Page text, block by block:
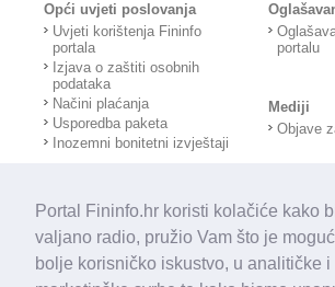
Portal Fininfo.hr koristi kolačiće kako
valjano radio, pružio Vam što je
bolje korisničko iskustvo, u analitičke i
Opći uvjeti poslovanja
Uvjeti korištenja Fininfo
portala
Izjava o zaštiti osobnih
podataka
Načini plaćanja
Usporedba paketa
Inozemni bonitetni izvještaji
portalu
Mediji
Objave